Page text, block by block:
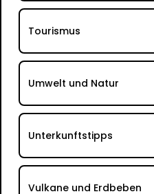
Tourismus
Umwelt und Natur
Unterkunftstipps
Vulkane und Erdbeben